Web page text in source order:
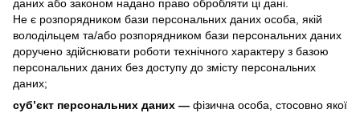
даних або законом надано право обробляти ці дані.
Не є розпорядником бази персональних даних особа, якій
володільцем та/або розпорядником бази персональних даних
доручено здійснювати роботи технічного характеру з базою
персональних даних без доступу до змісту персональних
даних;
суб’єкт персональних даних — фізична особа, стосовно якої